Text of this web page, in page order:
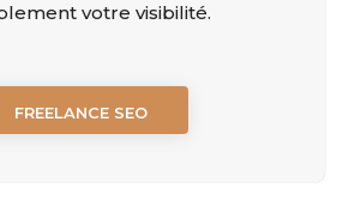
votre visibilité.
FREELANCE SEO